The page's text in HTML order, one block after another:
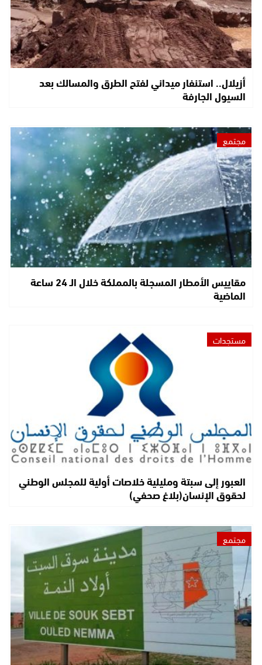
أزيلال.. استنفار ميداني لفتح الطرق والمسالك بعد
السيول الجارفة
مجتمع
مقاييس الأمطار المسجلة بالمملكة خلال الـ 24 ساعة
الماضية
مستجدات
العبور إلى سبتة ومليلية خلاصات أولية للمجلس الوطني
لحقوق الإنسان(بلاغ صحفي)
مجتمع